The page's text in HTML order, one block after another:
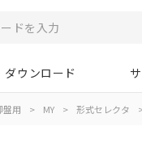
ダウンロード
盤用 > MY > 形式セレクタ